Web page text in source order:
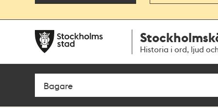
navigationen
huvudinnehållet
Historia i ord, ljud
Sök